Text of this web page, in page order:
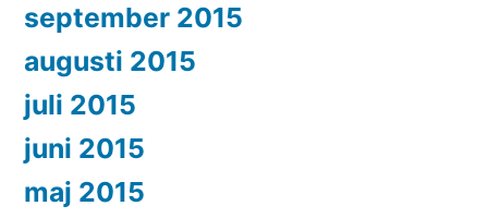
september 2015
augusti 2015
juli 2015
juni 2015
maj 2015